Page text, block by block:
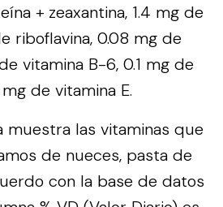
+ zeaxantina, 1.4 mg de
riboflavina, 0.08 mg de
vitamina B-6, 0.1 mg de
de vitamina E.
muestra las vitaminas que
de nueces, pasta de
con la base de datos